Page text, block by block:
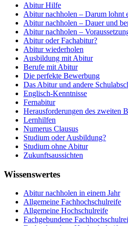
Abitur Hilfe
Abitur nachholen – Darum lohnt
Abitur nachholen – Dauer und
Abitur nachholen –
Abitur oder Fachabitur?
Abitur wiederholen
Ausbildung mit Abitur
Berufe mit Abitur
Die perfekte Bewerbung
Das Abitur und andere
Englisch-Kenntnisse
Fernabitur
Herausforderungen des zweiten
Lernhilfen
Numerus Clausus
Studium oder Ausbildung?
Studium ohne Abitur
Zukunftsaussichten
Wissenswertes
Abitur nachholen in einem Jahr
Allgemeine Fachhochschulreife
Allgemeine Hochschulreife
Fachgebundene